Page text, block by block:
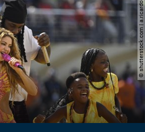
© shutterstock.com | a.ricardo